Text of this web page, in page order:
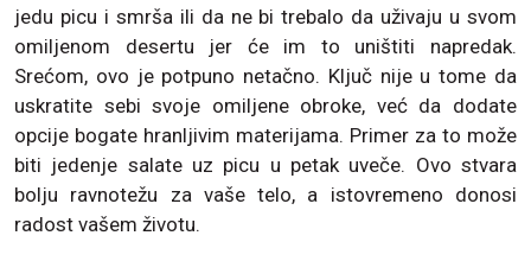
jedu picu i smrša ili da ne bi trebalo da uživaju u svom
omiljenom desertu jer će im to uništiti napredak.
Srećom, ovo je potpuno netačno. Ključ nije u tome da
uskratite sebi svoje omiljene obroke, već da dodate
opcije bogate hranljivim materijama. Primer za to može
biti jedenje salate uz picu u petak uveče. Ovo stvara
bolju ravnotežu za vaše telo, a istovremeno donosi
radost vašem životu.